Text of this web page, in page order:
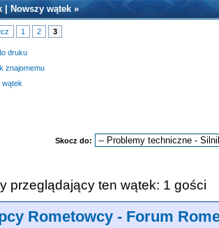
|Nowszy wątek »
1 2 3
druku
znajomemu
wątek
Skocz do:
przeglądający ten wątek: 1 gości
Rometowcy - Forum